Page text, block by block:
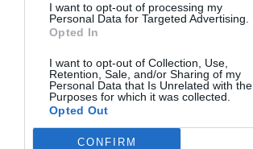
I want to opt-out of processing my
Personal Data for Targeted Advertising.
Opted In
I want to opt-out of Collection, Use,
Retention, Sale, and/or Sharing of my
Personal Data that Is Unrelated with the
Purposes for which it was collected.
Opted Out
CONFIRM
poulet
canard
Epaule de
veau
1 heure 30